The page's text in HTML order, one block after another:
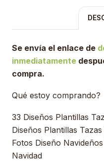
Se envía el enlace de
inmediatamente
compra.
Qué estoy comprando?
33 Diseños Plantillas
Diseños Plantillas
Fotos Diseño
Navidad